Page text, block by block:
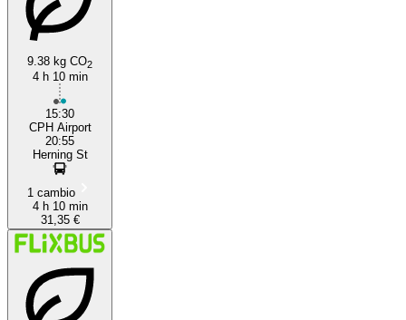
9.38 kg CO2
4 h 10 min
15:30
CPH Airport
20:55
Herning St
1 cambio
4 h 10 min
31,35 €